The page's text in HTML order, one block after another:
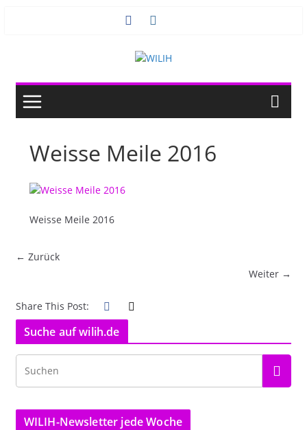
Weisse Meile 2016
Weisse Meile 2016
← Zurück
Weiter →
Share This Post:
Suche auf wilih.de
WILIH-Newsletter jede Woche